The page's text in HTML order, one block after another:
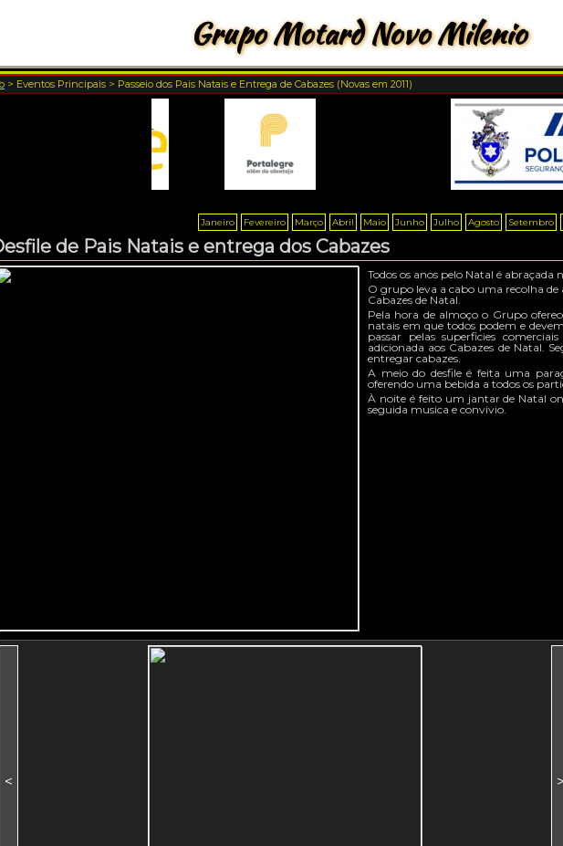
Grupo Motard Novo Milenio
> Eventos Principais > Passeio dos Pais Natais e Entrega de Cabazes (Novas em 2011)
Janeiro Fevereiro Março Abril Maio Junho Julho Agosto Setembro
de Pais Natais e entrega dos Cabazes
Todos os anos pelo Natal é abraçada
O grupo leva a cabo uma recolha
Cabazes de Natal.
Pela hora de almoço o Grupo
natais em que todos podem e
passar pelas superficies
adicionada aos Cabazes de Natal.
entregar cabazes.
A meio do desfile é feita uma
oferendo uma bebida a todos os
À noite é feito um jantar de Natal
seguida musica e convivio.
< >